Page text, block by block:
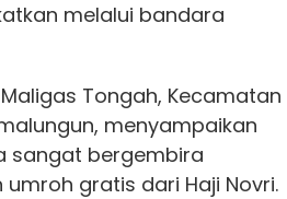
melalui bandara
Tongah, Kecamatan
menyampaikan
sangat bergembira
gratis dari Haji Novri.